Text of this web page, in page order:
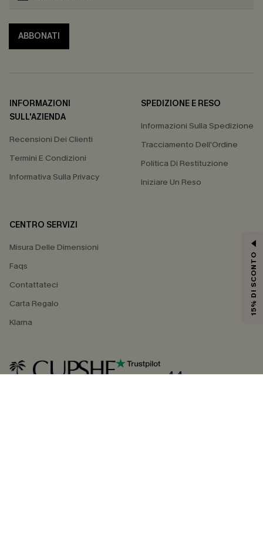
ABBONATI
INFORMAZIONI
SULL'AZIENDA
Recensioni Dei Clienti
Termini E Condizioni
Informativa Sulla Privacy
SPEDIZIONE E RESO
Informazioni Sulla Spedizione
Tracciamento Dell'Ordine
Politica Di Restituzione
Iniziare Un Reso
CENTRO SERVIZI
Misura Delle Dimensioni
Faqs
Contattateci
Carta Regalo
Klarna
4.4
15% DI SCONTO